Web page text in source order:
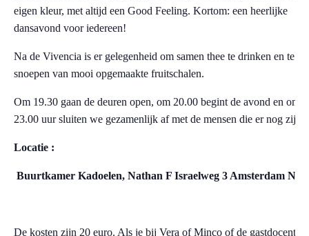
eigen kleur, met altijd een Good Feeling. Kortom: een heerlijke
dansavond voor iedereen!
Na de Vivencia is er gelegenheid om samen thee te drinken en te
snoepen van mooi opgemaakte fruitschalen.
Om 19.30 gaan de deuren open, om 20.00 begint de avond en om
23.00 uur sluiten we gezamenlijk af met de mensen die er nog zijn.
Locatie :
Buurtkamer Kadoelen, Nathan F Israelweg 3 Amsterdam
De kosten zijn 20 euro. Als je bij Vera of Minco of de gastdocent